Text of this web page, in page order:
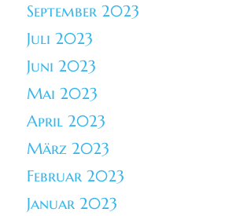
September 2023
Juli 2023
Juni 2023
Mai 2023
April 2023
März 2023
Februar 2023
Januar 2023